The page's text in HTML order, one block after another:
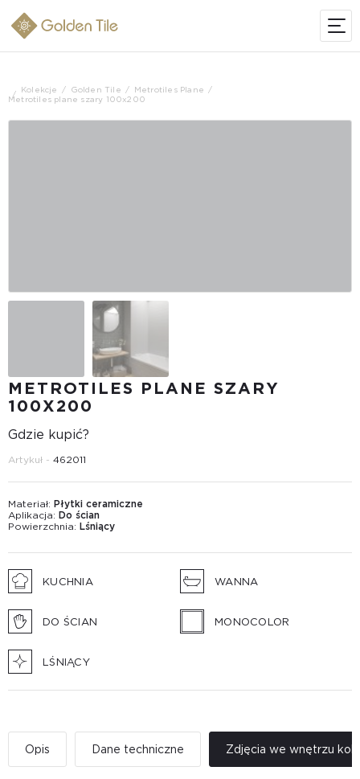
Kolekcje Golden Tile
Metrotiles Plane
Metrotiles plane szary 100x200
METROTILES PLANE SZARY
100X200
Gdzie kupić?
Artykuł - 462011
Materiał: Płytki ceramiczne
Aplikacja: Do ścian
Powierzchnia: Lśniący
KUCHNIA WANNA
DO ŚCIAN MONOCOLOR
LŚNIĄCY
Opis Dane techniczne Zdjęcia we wnętrzu